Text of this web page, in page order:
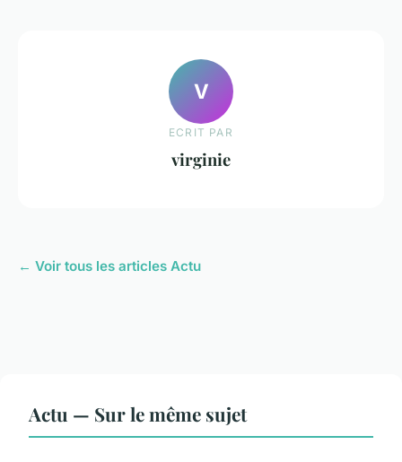
V
ECRIT PAR
virginie
← Voir tous les articles Actu
Actu — Sur le même sujet